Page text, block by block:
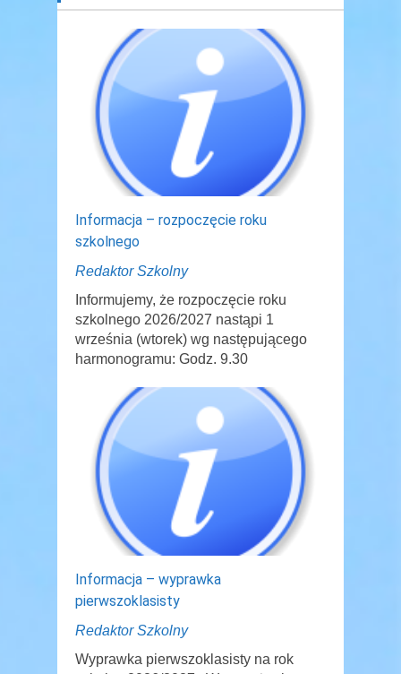
Informacja – rozpoczęcie roku
szkolnego
Redaktor Szkolny
Informujemy, że rozpoczęcie roku
szkolnego 2026/2027 nastąpi 1
września (wtorek) wg następującego
harmonogramu: Godz. 9.30
Informacja – wyprawka
pierwszoklasisty
Redaktor Szkolny
Wyprawka pierwszoklasisty na rok